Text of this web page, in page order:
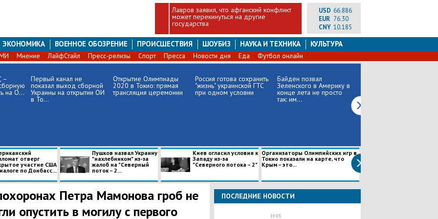
Лавров заявил, что афганский конфликт
может перекинуться на другие
государства
USD 66.886
EUR 76.30
CNY 10.185
ЭКОНОМИКА ВОЕННОЕ ОБОЗРЕНИЕ ПРОИСШЕСТВИЯ ШОУБИЗ НАУКА И ТЕХНИКА КУЛЬТУРА
Мнение ЛайфСтайл Пресс-релизы Спорт Пресса Новости дня Еда Футбол онлайн
–
на О...
Первый канал не
показал выход сборной
Украины на открытии ОИ
в То...
Открытие Олимпиады
2020 в Токио: прямая
трансляция церемонии
Россия готова сохранить
"жизнь" украинской ГТС
при одном условии
Байден позвал
Зеленского в Америку в
конце лета не просто
так: им...
поток –...
отверг
участие США
по Донбасс...
Пушков назвал Украину
"нахлебником" из-за
жалоб на "Северный
поток – 2...
Киев огласил условия к
Западу из-за
"Северного потока – 2"
Организаторы Олимпийских игр в
Токио показали на карте, что
Крым – это...
Петра Мамонова гроб не
опустить в могилу с первого
ПОСЛЕДНИЕ НОВОСТИ
19:03